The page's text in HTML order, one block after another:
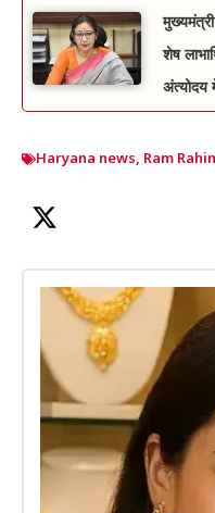
शेष
अंत्योदय
Haryana news, Ram